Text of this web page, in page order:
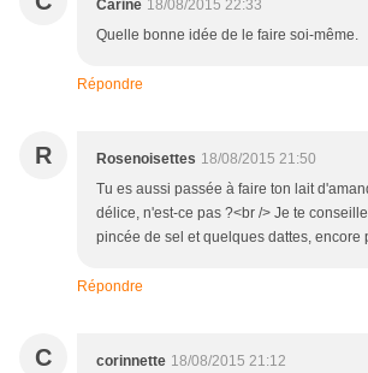
Carine 18/08/2015 22:33
Quelle bonne idée de le faire soi-même.
Répondre
R Rosenoisettes 18/08/2015 21:50
Tu es aussi passée à faire ton lait
délice, n'est-ce pas ?<br /> Je te
pincée de sel et quelques dattes, encore
Répondre
C corinnette 18/08/2015 21:12